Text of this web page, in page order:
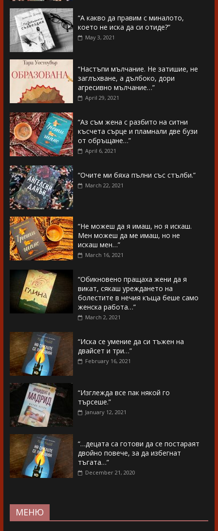
“А какво да правим с миналото,
което не иска да си отиде?”
May 3, 2021
“Настъпи мълчание. Не затишие, не
заглъхване, а дълбоко, дори
агресивно мълчание…”
April 29, 2021
“Аз съм жена с разбито на ситни
късчета сърце и пламнали две бузи
от обръщане…”
April 6, 2021
“Очите ми бяха пълни със стълби.”
March 22, 2021
“Не можеш да я имаш, но я искаш.
Мен можеш да ме имаш, но не
искаш мен…”
March 16, 2021
“Обикновено пращаха жени да я
викат, сякаш уреждането на
болестите в нечия къща беше само
женска работа…”
March 2, 2021
“Иска се умение да си тъжен на
двайсет и три…”
February 16, 2021
“Изглежда все пак някой го
търсеше.”
January 12, 2021
“…децата са готови да се постараят
двойно повече, за да избегнат
тъгата…”
December 21, 2020
МЕНЮ